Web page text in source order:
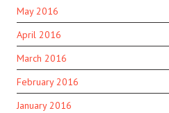
May 2016
April 2016
March 2016
February 2016
January 2016